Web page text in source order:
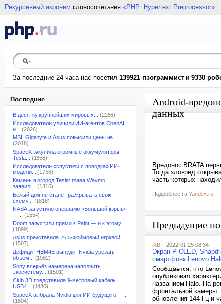
Рекурсивный акроним словосочетания «PHP: Hypertext Preprocessor»
За последние 24 часа нас посетил 139921 программист и 9330
Последние
В десятку крупнейших мировых...
(2256)
Исследователи уличили ИИ-агентов OpenAI
и...
(2026)
MSI, Gigabyte и Asus повысили цены на...
(2018)
SpaceX закупила огромные аккумуляторы
Tesla...
(1858)
Исследователи «спустили с поводка» ИИ-
модели...
(1758)
Камень в огород Tesla: глава Waymo
заявил,...
(1316)
Белый дом не станет раскрывать свою
схему...
(1818)
NASA запустило операцию «Большой взрыв»
—...
(1554)
Doom запустили прямо в Paint — и к этому...
(1899)
Asus представила 26,5-дюймовый игровой...
(1507)
Дефицит HBM4E вынудит Nvidia урезать
объём...
(1982)
Sony всерьёз намерена наполнить
экосистему...
(1501)
Club 3D представила 9-метровый кабель
USB4...
(1480)
SpaceX выбрала Nvidia для ИИ будущего —...
(1804)
Android-
данных
Вредонос BRATA
Тогда зловред
часть которых
Подробнее на Yandex.ru
Предыдущие
iXBT, 2022-01-25 08:34
Экран P-OLED,
смартфона Lenovo
Сообщается, что
опубликовал
названием Halo. На
фронтальной камеры.
обновления 144 Гц и